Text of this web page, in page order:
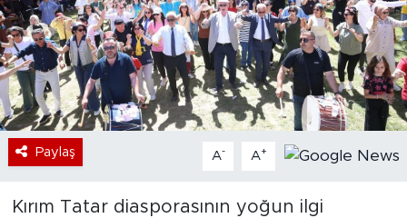
Paylaş A- A+
Kırım Tatar diasporasının yoğun ilgi